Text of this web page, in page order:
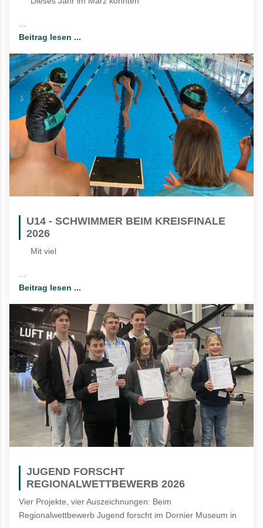
...
Beitrag lesen ...
U14 - SCHWIMMER BEIM KREISFINALE
2026
Mit viel
...
Beitrag lesen ...
JUGEND FORSCHT
REGIONALWETTBEWERB 2026
Vier Projekte, vier Auszeichnungen: Beim
Regionalwettbewerb Jugend forscht im Dornier Museum in